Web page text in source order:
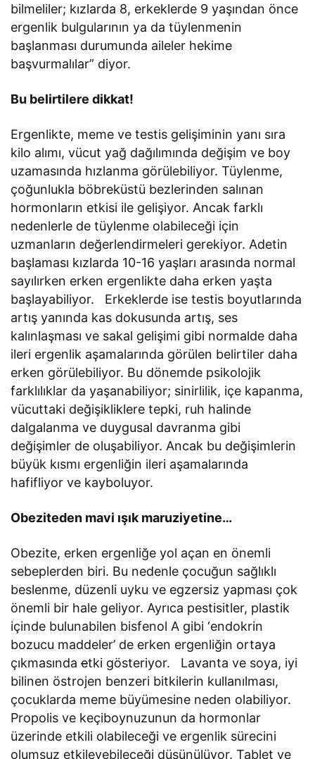
bilmeliler; kızlarda 8, erkeklerde 9 yaşından önce
ergenlik bulgularının ya da tüylenmenin
başlanması durumunda aileler hekime
başvurmalılar” diyor.
Bu belirtilere dikkat!
Ergenlikte, meme ve testis gelişiminin yanı sıra
kilo alımı, vücut yağ dağılımında değişim ve boy
uzamasında hızlanma görülebiliyor. Tüylenme,
çoğunlukla böbreküstü bezlerinden salınan
hormonların etkisi ile gelişiyor. Ancak farklı
nedenlerle de tüylenme olabileceği için
uzmanların değerlendirmeleri gerekiyor. Adetin
başlaması kızlarda 10-16 yaşları arasında normal
sayılırken erken ergenlikte daha erken yaşta
başlayabiliyor. Erkeklerde ise testis boyutlarında
artış yanında kas dokusunda artış, ses
kalınlaşması ve sakal gelişimi gibi normalde daha
ileri ergenlik aşamalarında görülen belirtiler daha
erken görülebiliyor. Bu dönemde psikolojik
farklılıklar da yaşanabiliyor; sinirlilik, içe kapanma,
vücuttaki değişikliklere tepki, ruh halinde
dalgalanma ve duygusal davranma gibi
değişimler de oluşabiliyor. Ancak bu değişimlerin
büyük kısmı ergenliğin ileri aşamalarında
hafifliyor ve kayboluyor.
Obeziteden mavi ışık maruziyetine…
Obezite, erken ergenliğe yol açan en önemli
sebeplerden biri. Bu nedenle çocuğun sağlıklı
beslenme, düzenli uyku ve egzersiz yapması çok
önemli bir hale geliyor. Ayrıca pestisitler, plastik
içinde bulunabilen bisfenol A gibi ‘endokrin
bozucu maddeler’ de erken ergenliğin ortaya
çıkmasındaetki gösteriyor. Lavanta ve soya, iyi
bilinen östrojen benzeri bitkilerin kullanılması,
çocuklarda meme büyümesine neden olabiliyor.
Propolis ve keçiboynuzunun da hormonlar
üzerinde etkili olabileceği ve ergenlik sürecini
olumsuz etkileyebileceği düşünülüyor. Tablet ve